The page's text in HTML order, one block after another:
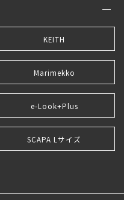
KEITH
Marimekko
e-Look+Plus
SCAPA Lサイズ